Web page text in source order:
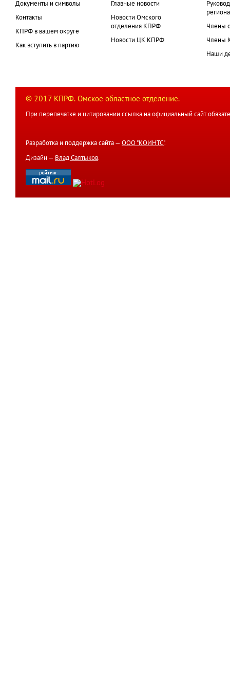
Документы и символы
Контакты
КПРФ в вашем округе
Как вступить в партию
Главные новости
Новости Омского
отделения КПРФ
Новости ЦК КПРФ
Члены
Члены
Наши
© 2017 КПРФ. Омское областное отделение.
При перепечатке и цитировании ссылка на официальный сайт
Разработка и поддержка сайта — ООО "КОИНТС".
Дизайн — Влад Салтыков.